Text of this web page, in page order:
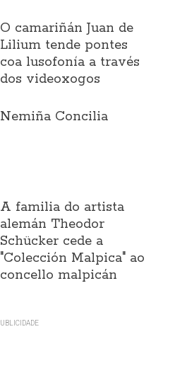
O camariñán Juan de
Lilium tende pontes
coa lusofonía a través
dos videoxogos
Nemiña Concilia
A familia do artista
alemán Theodor
Schücker cede a
"Colección Malpica" ao
concello malpicán